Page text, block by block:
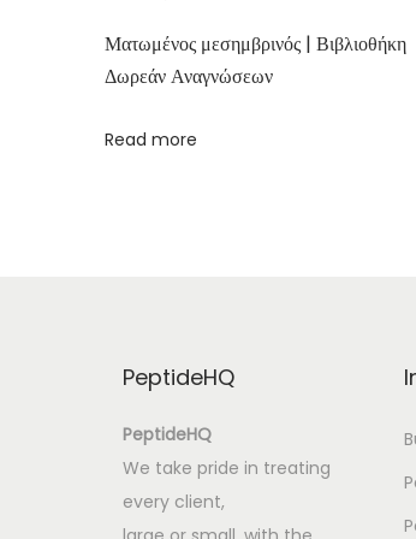
e
L
l
Ματωμένος μεσημβρινός | Βιβλιοθήκη
Δωρεάν Αναγνώσεων
Read more
PeptideHQ
PeptideHQ
We take pride in treating
every client,